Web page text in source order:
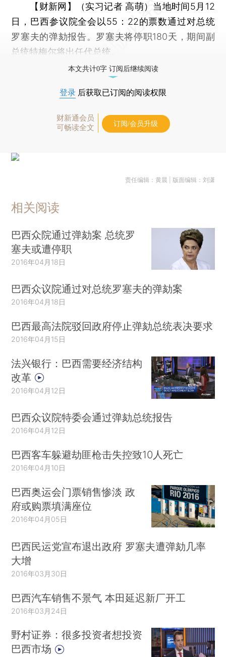
【财新网】（实习记者 高萌） 当地时间5月12
日，巴西参议院全会以55：22的票数通过对总统
罗塞夫的弹劾报告。罗塞夫将停职180天，期间副
总统特梅尔将出任代总统。
本文共计0字 订阅后继续阅读
登录 后获取已订阅的阅读权限
财新通会员
可畅读全文
订阅/会员升级
责任编辑：黄晨 | 版面编辑：刘潇
相关阅读
巴西众院通过弹劾案 总统罗
塞夫或遭停职
2016年04月18日
巴西众议院通过对总统罗塞夫的弹劾案
2016年04月18日
巴西最高法院驳回政府停止弹劾总统表决要求
2016年04月15日
法兴银行：巴西需要经济结构
改革
2016年04月12日
巴西众议院特委会通过弹劾总统报告
2016年04月12日
巴西客车躲避劫匪枪击失控致10人死亡
2016年04月10日
巴西奥运会门票销售惨淡 政
府或购票填满座位
2016年04月05日
巴西民运党宣布退出政府 罗塞夫遭弹劾几率
大增
2016年03月30日
巴西汽车销售不景气 本田延迟新厂开工
2016年03月24日
野村证券：很多投资者想投资
巴西市场